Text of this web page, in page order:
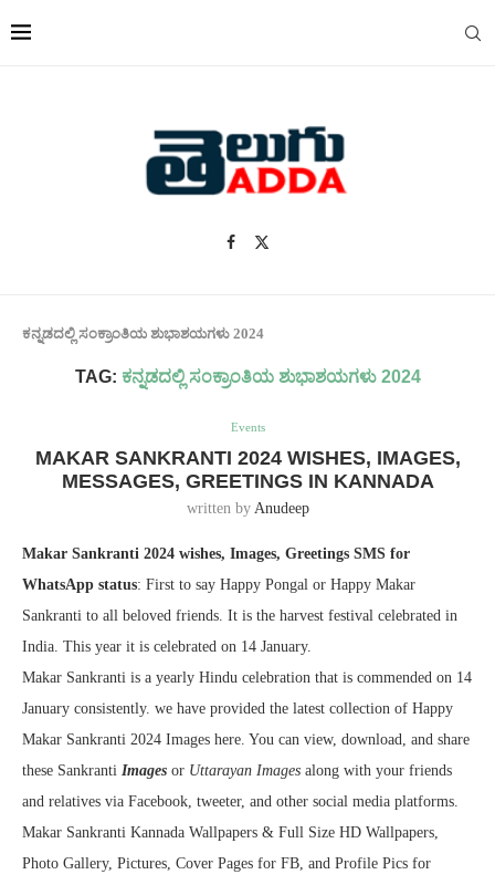
ಕನ್ನಡದಲ್ಲಿ ಸಂಕ್ರಾಂತಿಯ ಶುಭಾಶಯಗಳು 2024
TAG: ಕನ್ನಡದಲ್ಲಿ ಸಂಕ್ರಾಂತಿಯ ಶುಭಾಶಯಗಳು 2024
Events
MAKAR SANKRANTI 2024 WISHES, IMAGES,
MESSAGES, GREETINGS IN KANNADA
written by Anudeep
Makar Sankranti 2024 wishes, Images, Greetings SMS for
WhatsApp status: First to say Happy Pongal or Happy Makar
Sankranti to all beloved friends. It is the harvest festival celebrated in
India. This year it is celebrated on 14 January.
Makar Sankranti is a yearly Hindu celebration that is commended on 14
January consistently. we have provided the latest collection of Happy
Makar Sankranti 2024 Images here. You can view, download, and share
these Sankranti Images or Uttarayan Images along with your friends
and relatives via Facebook, tweeter, and other social media platforms.
Makar Sankranti Kannada Wallpapers & Full Size HD Wallpapers,
Photo Gallery, Pictures, Cover Pages for FB, and Profile Pics for